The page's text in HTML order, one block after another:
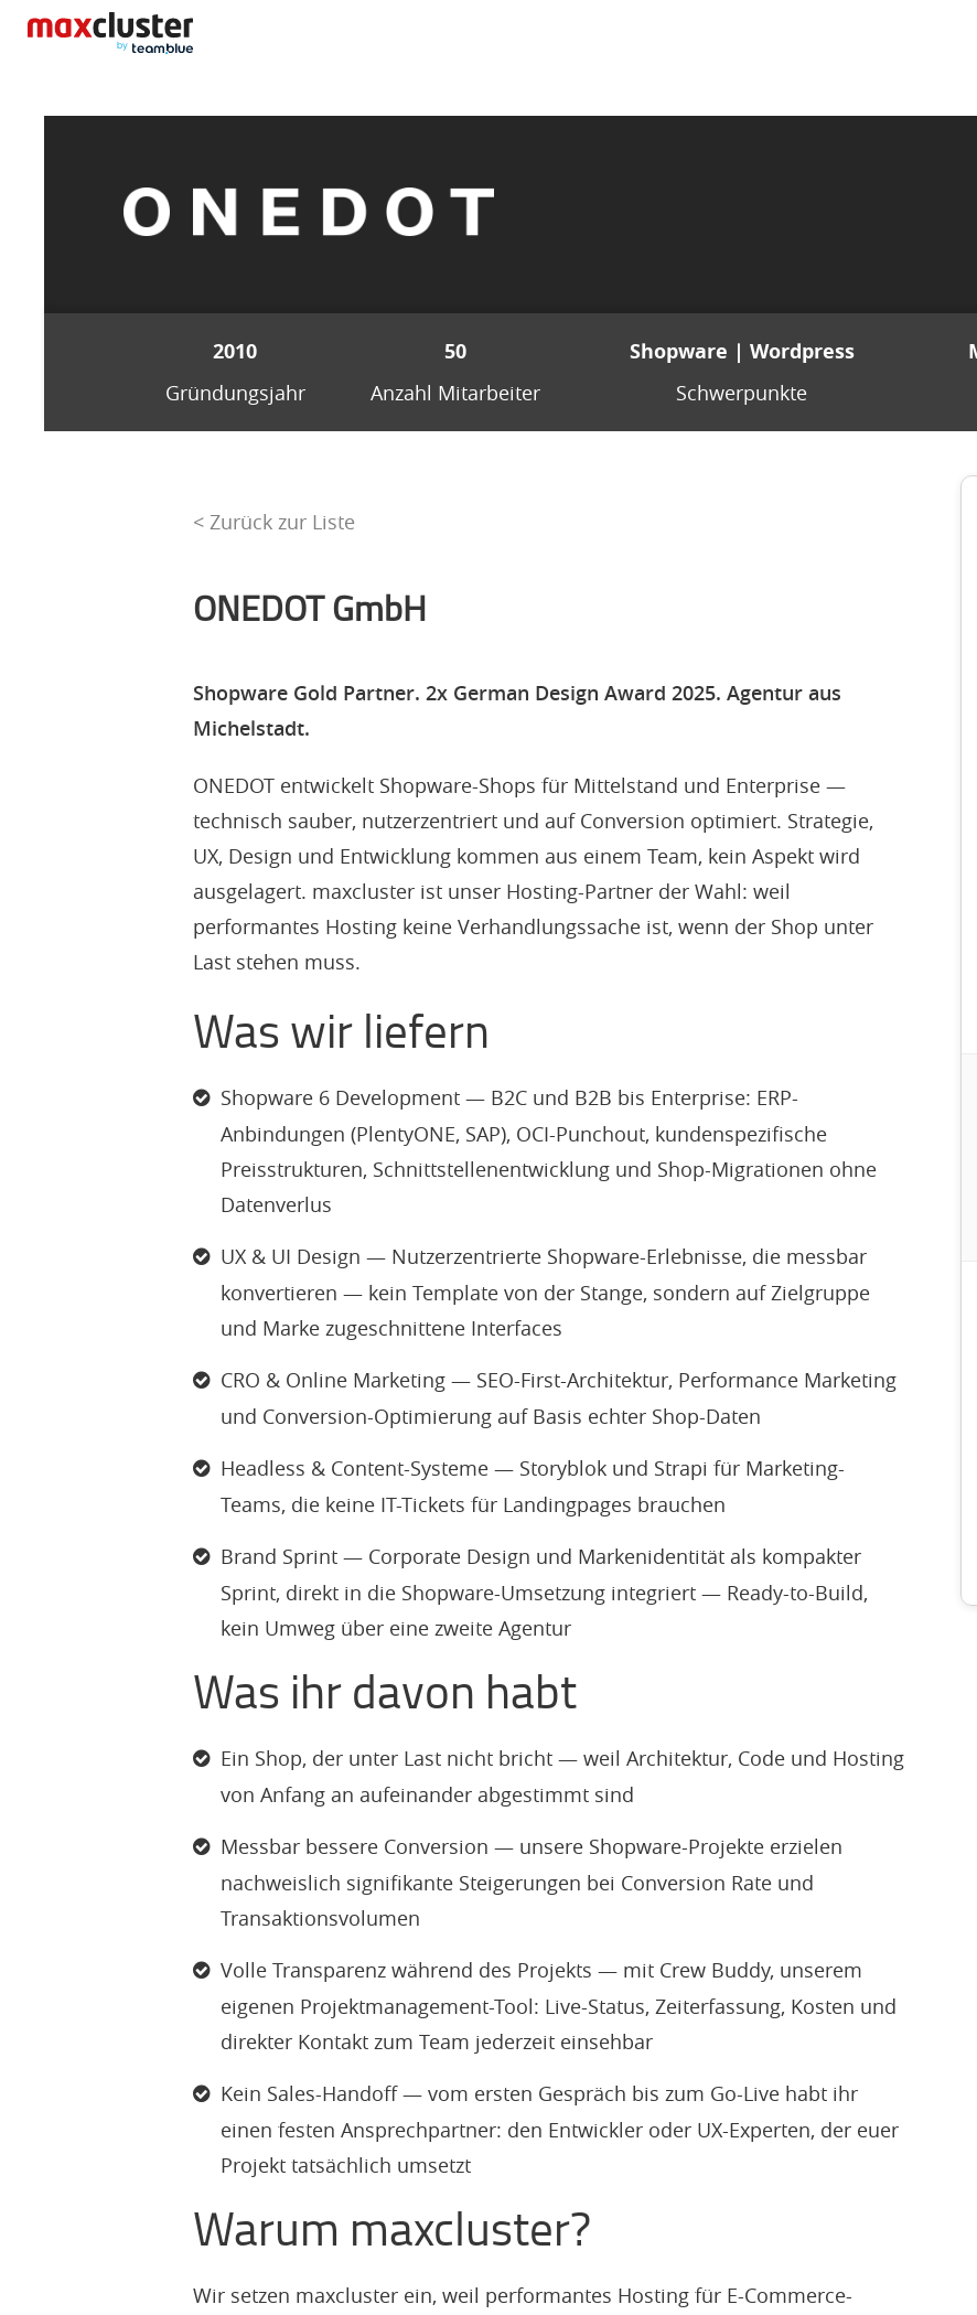
2010 50 Shopware | Wordpress
Gründungsjahr Anzahl Mitarbeiter Schwerpunkte
< Zurück zur Liste
ONEDOT GmbH
Shopware Gold Partner. 2x German Design Award 2025. Agentur aus
Michelstadt.
ONEDOT entwickelt Shopware-Shops für Mittelstand und Enterprise —
technisch sauber, nutzerzentriert und auf Conversion optimiert. Strategie,
UX, Design und Entwicklung kommen aus einem Team, kein Aspekt wird
ausgelagert. maxcluster ist unser Hosting-Partner der Wahl: weil
performantes Hosting keine Verhandlungssache ist, wenn der Shop unter
Last stehen muss.
Was wir liefern
Shopware 6 Development — B2C und B2B bis Enterprise: ERP-
Anbindungen (PlentyONE, SAP), OCI-Punchout, kundenspezifische
Preisstrukturen, Schnittstellenentwicklung und Shop-Migrationen ohne
Datenverlus
UX & UI Design — Nutzerzentrierte Shopware-Erlebnisse, die messbar
konvertieren — kein Template von der Stange, sondern auf Zielgruppe
und Marke zugeschnittene Interfaces
CRO & Online Marketing — SEO-First-Architektur, Performance Marketing
und Conversion-Optimierung auf Basis echter Shop-Daten
Headless & Content-Systeme — Storyblok und Strapi für Marketing-
Teams, die keine IT-Tickets für Landingpages brauchen
Brand Sprint — Corporate Design und Markenidentität als kompakter
Sprint, direkt in die Shopware-Umsetzung integriert — Ready-to-Build,
kein Umweg über eine zweite Agentur
Was ihr davon habt
Ein Shop, der unter Last nicht bricht — weil Architektur, Code und Hosting
von Anfang an aufeinander abgestimmt sind
Messbar bessere Conversion — unsere Shopware-Projekte erzielen
nachweislich signifikante Steigerungen bei Conversion Rate und
Transaktionsvolumen
Volle Transparenz während des Projekts — mit Crew Buddy, unserem
eigenen Projektmanagement-Tool: Live-Status, Zeiterfassung, Kosten und
direkter Kontakt zum Team jederzeit einsehbar
Kein Sales-Handoff — vom ersten Gespräch bis zum Go-Live habt ihr
einen festen Ansprechpartner: den Entwickler oder UX-Experten, der euer
Projekt tatsächlich umsetzt
Warum maxcluster?
Wir setzen maxcluster ein, weil performantes Hosting für E-Commerce-